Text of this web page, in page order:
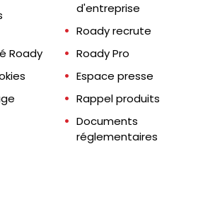
Roady
d'entreprise
Roady recrute
Roady Pro
Espace presse
Rappel produits
Documents
réglementaires